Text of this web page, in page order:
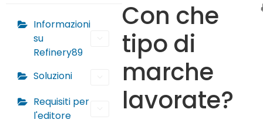
Informazioni
su
Refinery89
Soluzioni
Requisiti per
l'editore
Con che
tipo di
marche
lavorate?